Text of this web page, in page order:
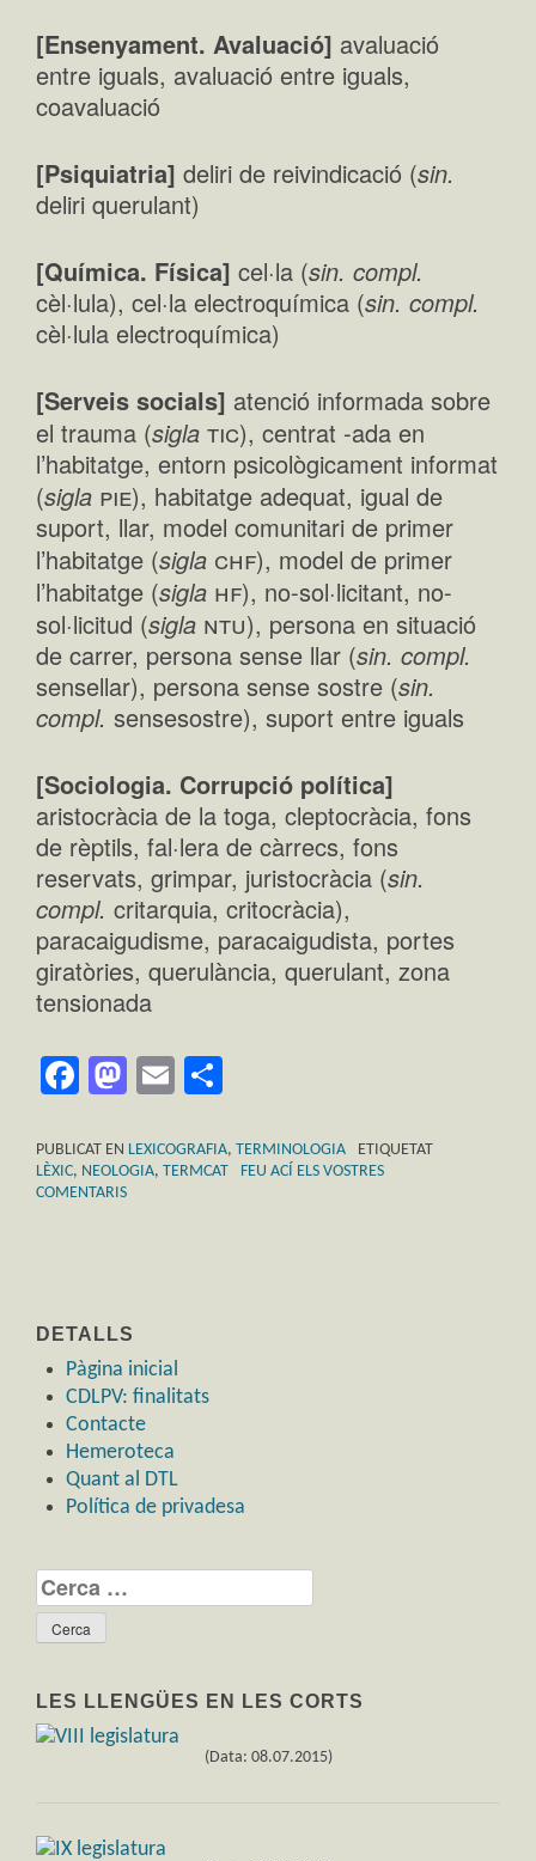
[Ensenyament. Avaluació] avaluació
entre iguals, avaluació entre iguals,
coavaluació
[Psiquiatria] deliri de reivindicació (sin.
deliri querulant)
[Química. Física] cel·la (sin. compl.
cèl·lula), cel·la electroquímica (sin. compl.
cèl·lula electroquímica)
[Serveis socials] atenció informada sobre
el trauma (sigla tic), centrat -ada en
l’habitatge, entorn psicològicament informat
(sigla pie), habitatge adequat, igual de
suport, llar, model comunitari de primer
l’habitatge (sigla chf), model de primer
l’habitatge (sigla hf), no-sol·licitant, no-
sol·licitud (sigla ntu), persona en situació
de carrer, persona sense llar (sin. compl.
sensellar), persona sense sostre (sin.
compl. sensesostre), suport entre iguals
[Sociologia. Corrupció política]
aristocràcia de la toga, cleptocràcia, fons
de rèptils, fal·lera de càrrecs, fons
reservats, grimpar, juristocràcia (sin.
compl. critarquia, critocràcia),
paracaigudisme, paracaigudista, portes
giratòries, querulància, querulant, zona
tensionada
Facebook
Mastodon
Email
PUBLICAT EN LEXICOGRAFIA, TERMINOLOGIA
ETIQUETAT
LÈXIC, NEOLOGIA, TERMCAT
FEU ACÍ ELS VOSTRES
COMENTARIS
DETALLS
Pàgina inicial
CDLPV: finalitats
Contacte
Hemeroteca
Quant al DTL
Política de privadesa
Cerca:
LES LLENGÜES EN LES CORTS
(Data: 08.07.2015)